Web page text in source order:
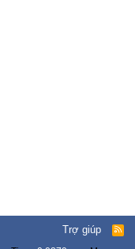
Trợ giúp
R